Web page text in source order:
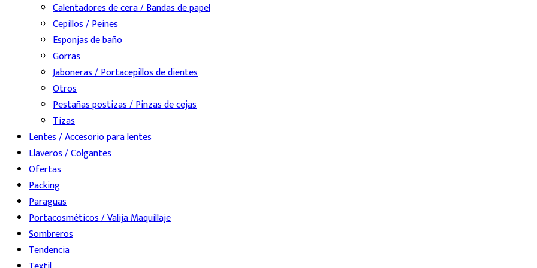
Calentadores de cera / Bandas de papel
Cepillos / Peines
Esponjas de baño
Gorras
Jaboneras / Portacepillos de dientes
Otros
Pestañas postizas / Pinzas de cejas
Tizas
Lentes / Accesorio para lentes
Llaveros / Colgantes
Ofertas
Packing
Paraguas
Portacosméticos / Valija Maquillaje
Sombreros
Tendencia